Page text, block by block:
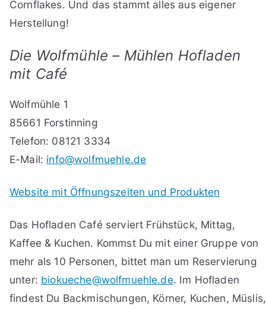
Cornflakes. Und das stammt alles aus eigener
Herstellung!
Die Wolfmühle – Mühlen Hofladen
mit Café
Wolfmühle 1
85661 Forstinning
Telefon: 08121 3334
E-Mail: info@wolfmuehle.de
Website mit Öffnungszeiten und Produkten
Das Hofladen Café serviert Frühstück, Mittag,
Kaffee & Kuchen. Kommst Du mit einer Gruppe von
mehr als 10 Personen, bittet man um Reservierung
unter: biokueche@wolfmuehle.de. Im Hofladen
findest Du Backmischungen, Körner, Kuchen, Müslis,